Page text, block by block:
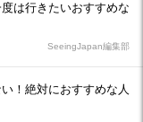
は行きたいおすすめな
SeeingJapan編集部
！絶対におすすめな人